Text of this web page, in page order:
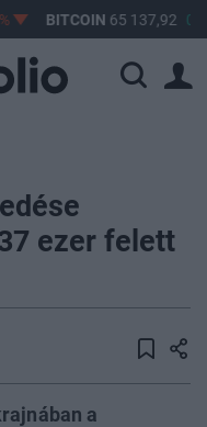
BITCOIN 65 137,92
ezer felett
a